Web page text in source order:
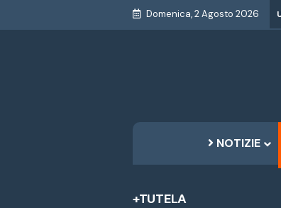
Domenica, 2 Agosto 2026
NOTIZIE
+TUTELA